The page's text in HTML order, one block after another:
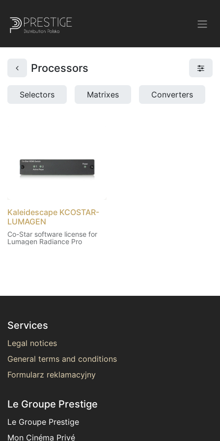
Processors
Selectors Matrixes Converters
Kaleidescape KCOSTAR-
LUMAGEN
Co-Star software license for
Lumagen Radiance Pro
Services
Legal notices
General terms and conditions
Formularz reklamacyjny
Le Groupe Prestige
Le Groupe Prestige
Mon Cinéma Privé